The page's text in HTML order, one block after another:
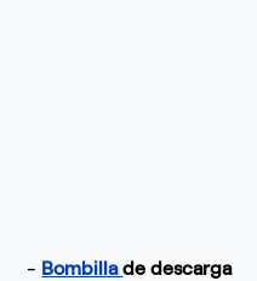
- Bombillade descarga